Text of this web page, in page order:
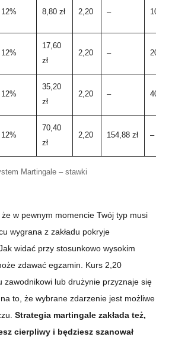
12% 8,80 zł 2,20 – 10 zł
12%
17,60
zł
2,20 – 20 zł
12%
35,20
zł
2,20 – 40 zł
12%
70,40
zł
2,20 154,88 zł –
Martingale – stawki
w pewnym momencie Twój typ musi
wygrana z zakładu pokryje
widać przy stosunkowo wysokim
zdawać egzamin. Kurs 2,20
zawodnikowi lub drużynie przyznaje się
to, że wybrane zdarzenie jest możliwe
Strategia martingale zakłada też,
cierpliwy i będziesz szanował